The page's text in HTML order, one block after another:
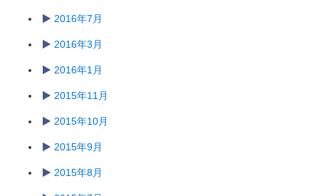
2016年7月
2016年3月
2016年1月
2015年11月
2015年10月
2015年9月
2015年8月